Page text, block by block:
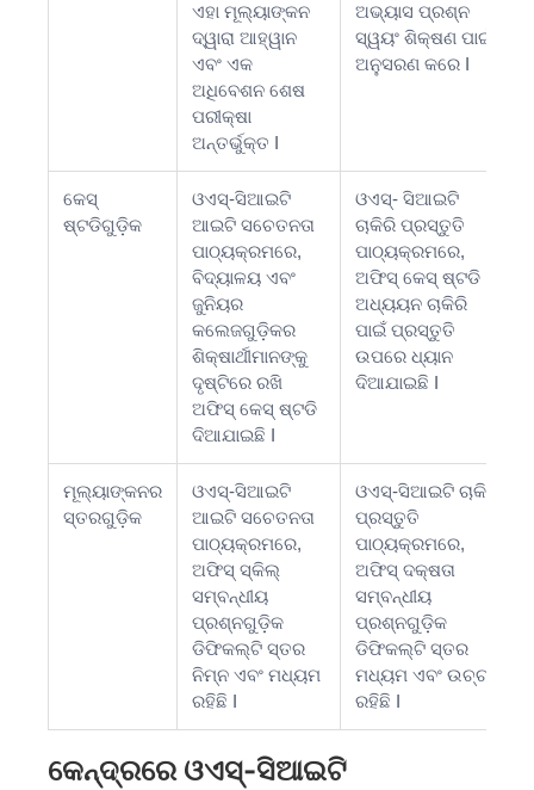
ଏହା ମୂଲ୍ୟାଙ୍କନ
ଦ୍ୱାରା ଆହ୍ୱାନ
ଏବଂ ଏକ
ଅଧିବେଶନ ଶେଷ
ପରୀକ୍ଷା
ଅନ୍ତର୍ଭୁକ୍ତ I
ଅଭ୍ୟାସ ପ୍ରଶ୍ନ
ସ୍ୱୟଂ ଶିକ୍ଷଣ ପାଇଁ
ଅନୁସରଣ କରେ I
କେସ୍
ଷ୍ଟଡିଗୁଡ଼ିକ
ଓଏସ୍-ସିଆଇଟି
ଆଇଟି ସଚେତନତା
ପାଠ୍ୟକ୍ରମରେ,
ବିଦ୍ୟାଳୟ ଏବଂ
ଜୁନିୟର
କଲେଜଗୁଡ଼ିକର
ଶିକ୍ଷାର୍ଥୀମାନଙ୍କୁ
ଦୃଷ୍ଟିରେ ରଖି
ଅଫିସ୍ କେସ୍ ଷ୍ଟଡି
ଦିଆଯାଇଛି I
ଓଏସ୍- ସିଆଇଟି
ଚାକିରି ପ୍ରସ୍ତୁତି
ପାଠ୍ୟକ୍ରମରେ,
ଅଫିସ୍ କେସ୍ ଷ୍ଟଡି
ଅଧ୍ୟୟନ ଚାକିରି
ପାଇଁ ପ୍ରସ୍ତୁତି
ଉପରେ ଧ୍ୟାନ
ଦିଆଯାଇଛି I
ମୂଲ୍ୟାଙ୍କନର
ସ୍ତରଗୁଡ଼ିକ
ଓଏସ୍-ସିଆଇଟି
ଆଇଟି ସଚେତନତା
ପାଠ୍ୟକ୍ରମରେ,
ଅଫିସ୍ ସ୍କିଲ୍
ସମ୍ବନ୍ଧୀୟ
ପ୍ରଶ୍ନଗୁଡ଼ିକ
ଡିଫିକଲ୍ଟି ସ୍ତର
ନିମ୍ନ ଏବଂ ମଧ୍ୟମ
ରହିଛି I
ଓଏସ୍-ସିଆଇଟି ଚାକିରି
ପ୍ରସ୍ତୁତି
ପାଠ୍ୟକ୍ରମରେ,
ଅଫିସ୍ ଦକ୍ଷତା
ସମ୍ବନ୍ଧୀୟ
ପ୍ରଶ୍ନଗୁଡ଼ିକ
ଡିଫିକଲ୍ଟି ସ୍ତର
ମଧ୍ୟମ ଏବଂ ଉଚ୍ଚ
ରହିଛି I
କେନ୍ଦ୍ରରେ ଓଏସ୍-ସିଆଇଟି